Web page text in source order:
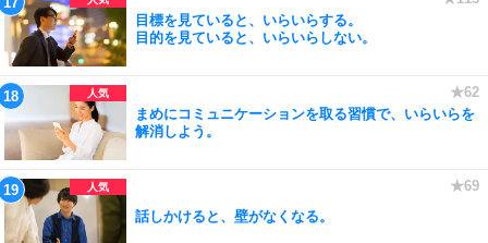
目標を見ていると、いらいらする。
目的を見ていると、いらいらしない。
まめにコミュニケーションを取る習慣で、いらいらを
解消しよう。
話しかけると、壁がなくなる。